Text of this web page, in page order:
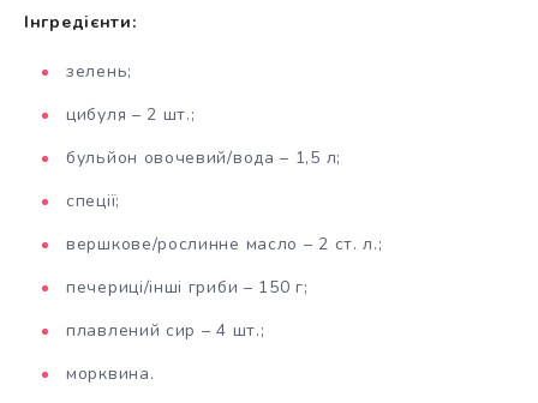
Інгредієнти:
зелень;
цибуля – 2 шт.;
бульйон овочевий/вода – 1,5 л;
спеції;
вершкове/рослинне масло – 2 ст. л.;
печериці/інші гриби – 150 г;
плавлений сир – 4 шт.;
морквина.